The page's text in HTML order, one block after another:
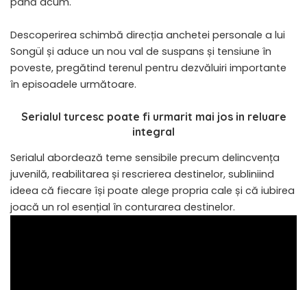
Descoperirea schimbă direcția anchetei personale a lui
Songül și aduce un nou val de suspans și tensiune în
poveste, pregătind terenul pentru dezvăluiri importante
în episoadele următoare.
Serialul turcesc poate fi urmarit mai jos in reluare
integral
Serialul abordează teme sensibile precum delincvența
juvenilă, reabilitarea și rescrierea destinelor, subliniind
ideea că fiecare își poate alege propria cale și că iubirea
joacă un rol esențial în conturarea destinelor.